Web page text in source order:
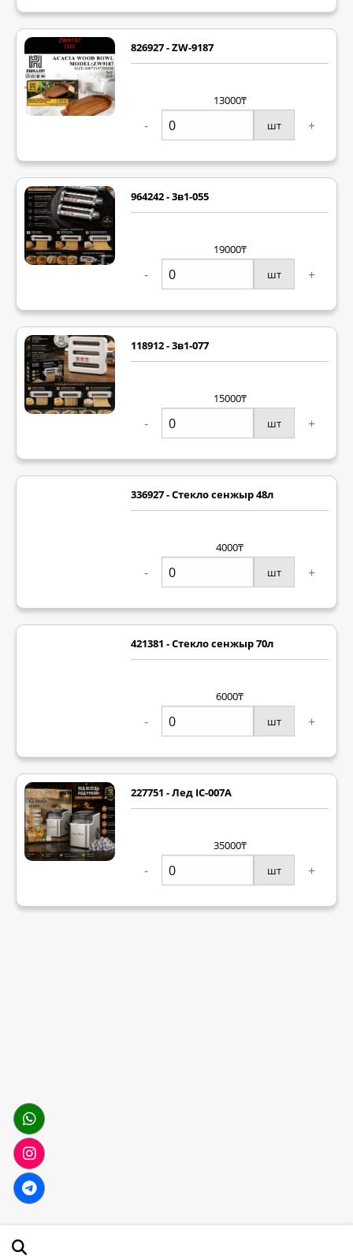
826927 - ZW-9187
13000₸
- шт +
964242 - 3в1-055
19000₸
- шт +
118912 - 3в1-077
15000₸
- шт +
336927 - Стекло сенжыр 48л
4000₸
- шт +
421381 - Стекло сенжыр 70л
6000₸
- шт +
227751 - Лед IC-007A
35000₸
- шт +